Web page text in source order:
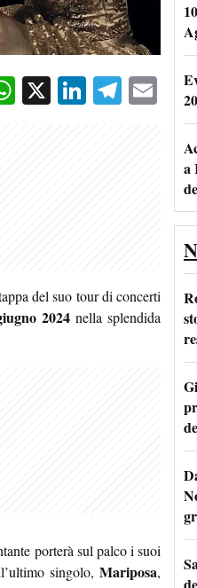
WhatsApp
X LinkedIn
del suo tour di concerti
2024 nella splendida
porterà sul palco i suoi
singolo, Mariposa,
a